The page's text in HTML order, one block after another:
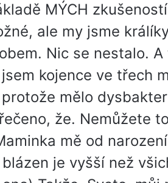
MÝCH
ale my jsme
Nic se nestalo.
kojence ve třech
mělo
že. Nemůžete
mě od
blázen je vyšší než